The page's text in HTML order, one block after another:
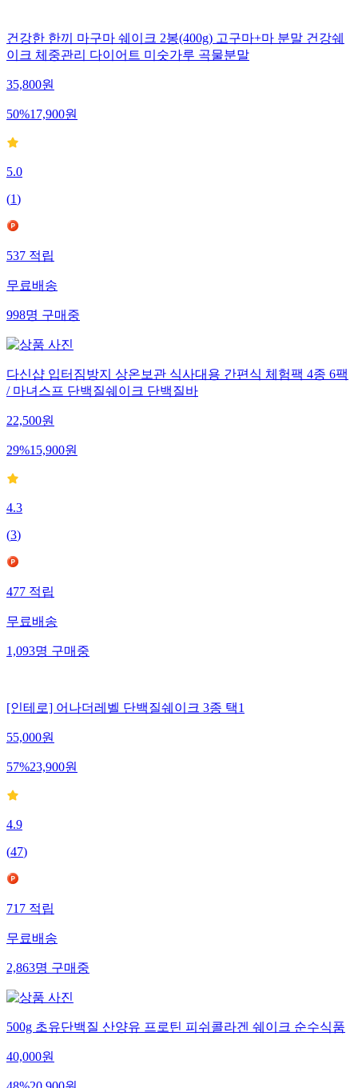
건강한 한끼 마구마 쉐이크 2봉(400g) 고구마+마 분말 건강쉐
이크 체중관리 다이어트 미숫가루 곡물분말
35,800원
50%17,900원
5.0
(1)
537적립
무료배송
998명구매중
다신샵 입터짐방지 상온보관 식사대용 간편식 체험팩 4종 6팩
/ 마녀스프 단백질쉐이크 단백질바
22,500원
29%15,900원
4.3
(3)
477적립
무료배송
1,093명구매중
[인테로] 어나더레벨 단백질쉐이크 3종 택1
55,000원
57%23,900원
4.9
(47)
717적립
무료배송
2,863명구매중
500g 초유단백질 산양유 프로틴 피쉬콜라겐 쉐이크 순수식품
40,000원